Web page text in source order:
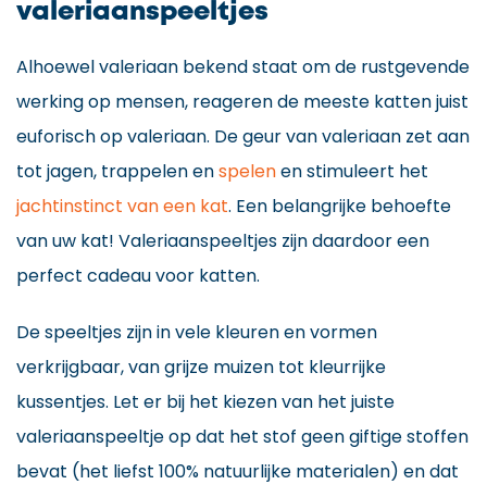
valeriaanspeeltjes
Alhoewel valeriaan bekend staat om de rustgevende
werking op mensen, reageren de meeste katten juist
euforisch op valeriaan. De geur van valeriaan zet aan
tot jagen, trappelen enspelenen stimuleert het
jachtinstinct van een kat. Een belangrijke behoefte
van uw kat! Valeriaanspeeltjes zijn daardoor een
perfect cadeau voor katten.
De speeltjes zijn in vele kleuren en vormen
verkrijgbaar, van grijze muizen tot kleurrijke
kussentjes. Let er bij het kiezen van het juiste
valeriaanspeeltje op dat het stof geen giftige stoffen
bevat (het liefst 100% natuurlijke materialen) en dat